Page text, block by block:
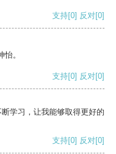
支持[0] 反对[0]
。
支持[0] 反对[0]
学习，让我能够取得更好的
支持[0] 反对[0]